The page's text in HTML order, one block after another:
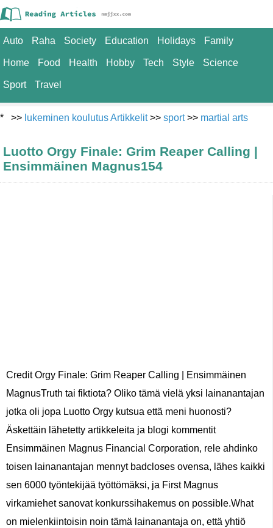
Auto Raha Society Education Holidays Family
Home Food Health Hobby Tech Style Science
Sport Travel
* >> lukeminen koulutus Artikkelit>> sport>> martial arts
Luotto Orgy Finale: Grim Reaper Calling |
Ensimmäinen Magnus154
Credit Orgy Finale: Grim Reaper Calling | Ensimmäinen
MagnusTruth tai fiktiota? Oliko tämä vielä yksi lainanantajan
jotka oli jopa Luotto Orgy kutsua että meni huonosti?
Äskettäin lähetetty artikkeleita ja blogi kommentit
Ensimmäinen Magnus Financial Corporation, rele ahdinko
toisen lainanantajan mennyt badcloses ovensa, lähes kaikki
sen 6000 työntekijää työttömäksi, ja First Magnus
virkamiehet sanovat konkurssihakemus on possible.What
on mielenkiintoisin noin tämä lainanantaja on, että yhtiö